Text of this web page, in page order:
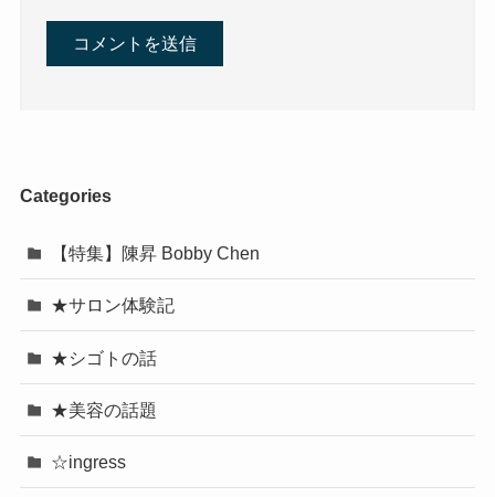
Categories
【特集】陳昇 Bobby Chen
★サロン体験記
★シゴトの話
★美容の話題
☆ingress